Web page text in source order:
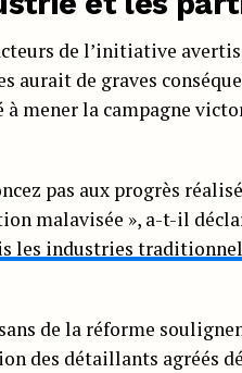
de l’initiative
aurait de graves
à mener la campagne
pas aux progrès
malavisée », a-t-il
les industries
de la réforme
des détaillants agréés